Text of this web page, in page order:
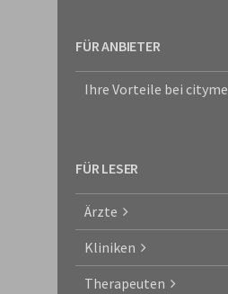
FÜR ANBIETER
Ihre Vorteile bei
FÜR LESER
Ärzte
Kliniken
Therapeuten